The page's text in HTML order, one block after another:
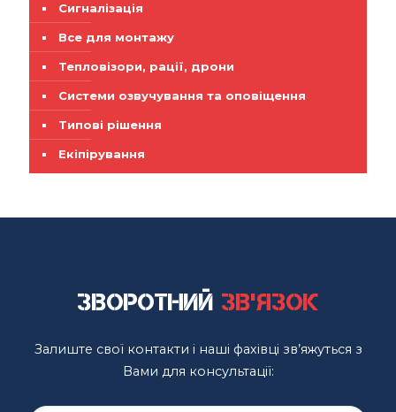
Сигналізація
Все для монтажу
Тепловізори, рації, дрони
Системи озвучування та оповіщення
Типові рішення
Екіпірування
Зворотний зв'язок
Залиште свої контакти і наші фахівці зв’яжуться з
Вами для консультації: